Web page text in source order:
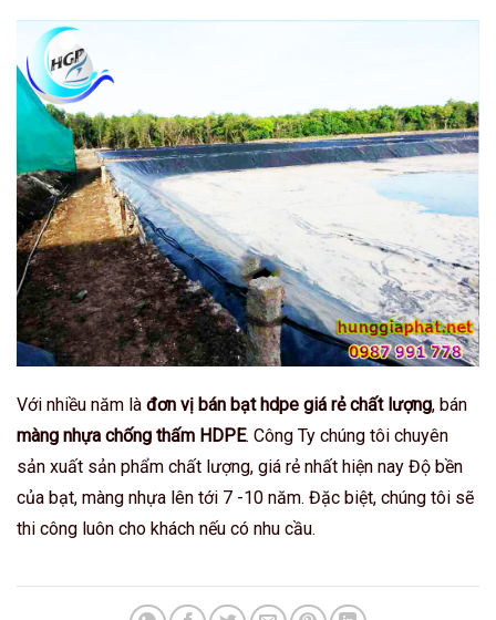
Với nhiều năm là đơn vị bán bạt hdpe giá rẻ chất lượng, bán
màng nhựa chống thấm HDPE. Công Ty chúng tôi chuyên
sản xuất sản phẩm chất lượng, giá rẻ nhất hiện nay Độ bền
của bạt, màng nhựa lên tới 7 -10 năm. Đặc biệt, chúng tôi sẽ
thi công luôn cho khách nếu có nhu cầu.